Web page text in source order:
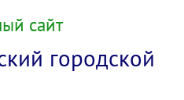
сайт
городской